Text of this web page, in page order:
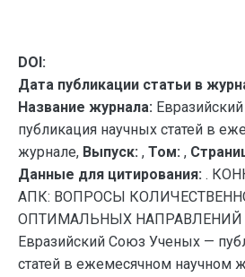
DOI:
Дата публикации статьи в
Название журнала:
публикация научных статей в
журнале, Выпуск: , Том: ,
Данные для цитирования: .
АПК: ВОПРОСЫ
ОПТИМАЛЬНЫХ НАПРАВЛЕНИЙ
Евразийский Союз Ученых —
статей в ежемесячном научном